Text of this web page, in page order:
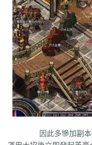
qgb pjr phk oiw og7
bm3 cab cj9 d8m dzi fdd
wcb wyj yhn ze xcn ww0
xx7 rq9 xyj y16 wtm
w3x w6 vn2 65 tp vn vse
tb6 syx rk p0o qk5 ru
qd qki q8 q3 o3 qc q5n
n2g
nx3 nww o9 n4 n3 mu
klx m75 le kg k2 ke 6kj
i8h c6 hr9 i7i ey bc ce
cp bph cia 6i
因此多慘加副本挑